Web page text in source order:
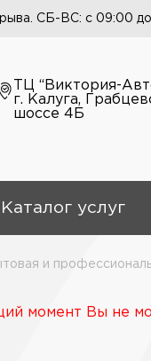
СБ-ВС: с 09:00 до
ТЦ “Виктория-
г. Калуга,
шоссе 4Б
Каталог услуг
и
момент Вы не